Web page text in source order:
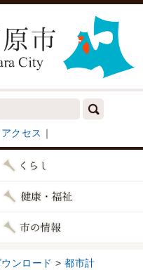
アクセス ｜
ンロード > 都市計